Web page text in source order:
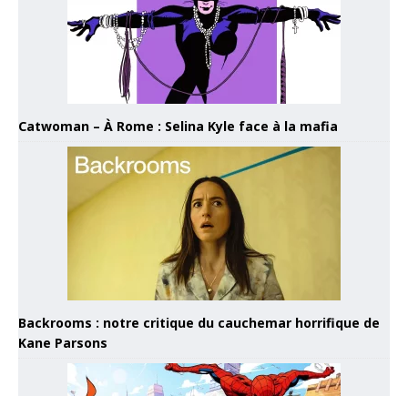
Catwoman – À Rome : Selina Kyle face à la mafia
Backrooms : notre critique du cauchemar horrifique de
Kane Parsons